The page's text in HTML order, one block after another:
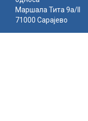
Маршала Тита 9а/II
71000 Сарајево